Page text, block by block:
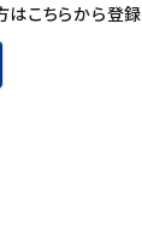
こちらから登録